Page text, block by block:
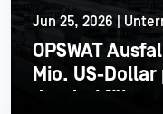
Jun 25, 2026 |
OPSWAT
Mio. US-
der drei